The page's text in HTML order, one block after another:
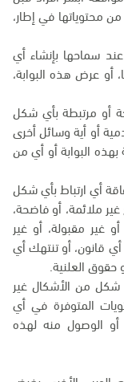
محتوياتها في إطار،
سماحها بإنشاء أي
أو عرض هذه البوابة،
أو مرتبطة بأي شكل
أو أية وسائل أخرى
البوابة أو أي من
أي ارتباط بأي شكل
ملائمة، أو فاضحة،
غير مقبولة، أو غير
قانون، أو تنتهك أي
حقوق العلنية.
شكل من الأشكال غير
المتوفرة في أي
أو الوصول منه لهذه